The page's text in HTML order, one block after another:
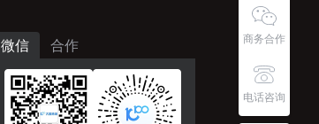
商务合作
电话咨询
微信 合作